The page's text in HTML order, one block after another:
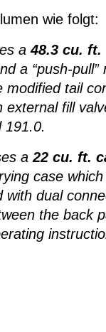
wie folgt:
a48.3 cu.
a “push-
tail
fill
191.0.
a 22 cu. ft.
case
dual
the back